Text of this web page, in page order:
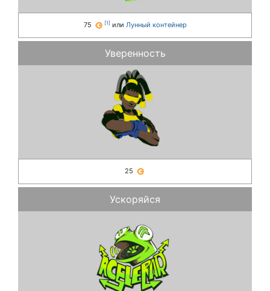
75 [1] или Лунный контейнер
Уверенность
25
Ускоряйся